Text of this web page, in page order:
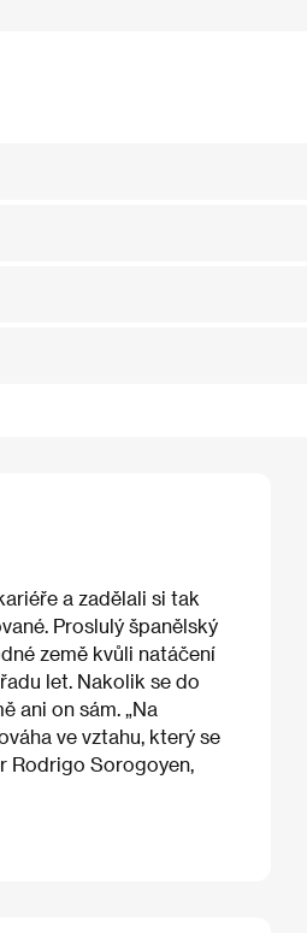
a zadělali si tak
Proslulý španělský
země kvůli natáčení
let. Nakolik se do
ani on sám. „Na
ve vztahu, který se
Rodrigo Sorogoyen,